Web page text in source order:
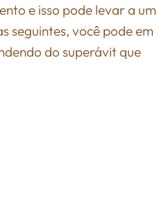
e isso pode levar a um
seguintes, você pode em
do superávit que